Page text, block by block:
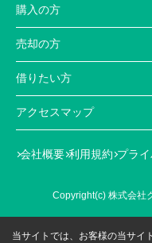
購入の方
売却の方
借りたい方
アクセスマップ
会社概要 利用規約 プラ
Copyright(c) 株式会社
当サイトでは、お客様の当サイ